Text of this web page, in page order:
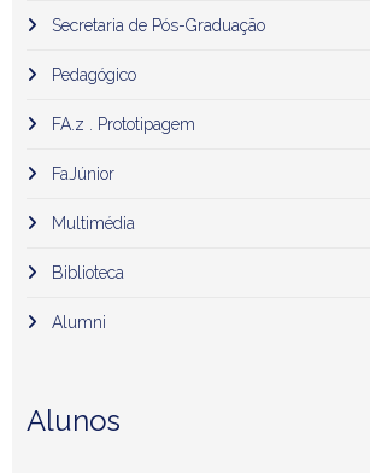
Secretaria de Pós-Graduação
Pedagógico
FA.z . Prototipagem
FaJúnior
Multimédia
Biblioteca
Alumni
Alunos